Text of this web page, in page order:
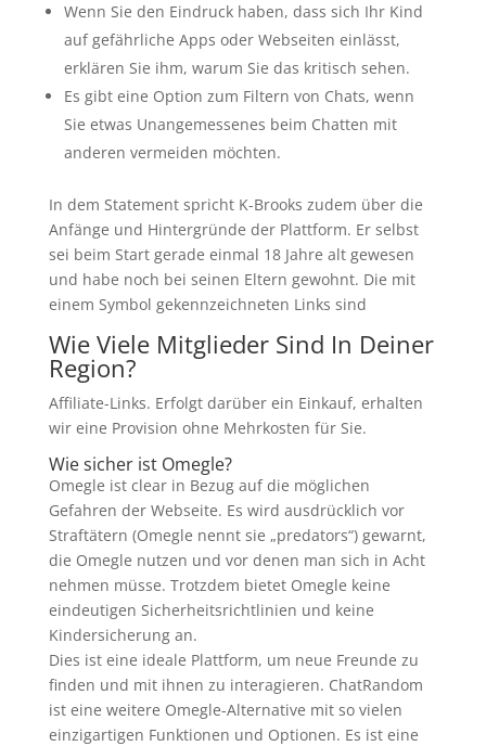
Wenn Sie den Eindruck haben, dass sich Ihr Kind
auf gefährliche Apps oder Webseiten einlässt,
erklären Sie ihm, warum Sie das kritisch sehen.
Es gibt eine Option zum Filtern von Chats, wenn
Sie etwas Unangemessenes beim Chatten mit
anderen vermeiden möchten.
In dem Statement spricht K-Brooks zudem über die
Anfänge und Hintergründe der Plattform. Er selbst
sei beim Start gerade einmal 18 Jahre alt gewesen
und habe noch bei seinen Eltern gewohnt. Die mit
einem Symbol gekennzeichneten Links sind
Wie Viele Mitglieder Sind In Deiner
Region?
Affiliate-Links. Erfolgt darüber ein Einkauf, erhalten
wir eine Provision ohne Mehrkosten für Sie.
Wie sicher ist Omegle?
Omegle ist clear in Bezug auf die möglichen
Gefahren der Webseite. Es wird ausdrücklich vor
Straftätern (Omegle nennt sie „predators“) gewarnt,
die Omegle nutzen und vor denen man sich in Acht
nehmen müsse. Trotzdem bietet Omegle keine
eindeutigen Sicherheitsrichtlinien und keine
Kindersicherung an.
Dies ist eine ideale Plattform, um neue Freunde zu
finden und mit ihnen zu interagieren. ChatRandom
ist eine weitere Omegle-Alternative mit so vielen
einzigartigen Funktionen und Optionen. Es ist eine